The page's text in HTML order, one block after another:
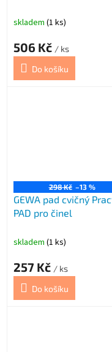
skladem (1 ks)
506 Kč / ks
Do košíku
298 Kč –13 %
GEWA pad cvičný
PAD pro činel
skladem (1 ks)
257 Kč / ks
Do košíku